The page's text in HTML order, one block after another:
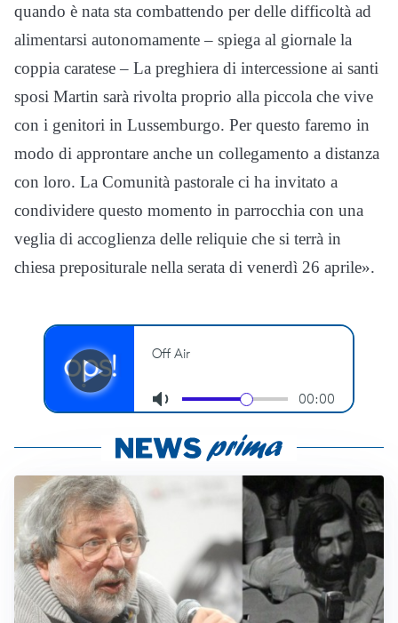
quando è nata sta combattendo per delle difficoltà ad
alimentarsi autonomamente – spiega al giornale la
coppia caratese – La preghiera di intercessione ai santi
sposi Martin sarà rivolta proprio alla piccola che vive
con i genitori in Lussemburgo. Per questo faremo in
modo di approntare anche un collegamento a distanza
con loro. La Comunità pastorale ci ha invitato a
condividere questo momento in parrocchia con una
veglia di accoglienza delle reliquie che si terrà in
chiesa prepositurale nella serata di venerdì 26 aprile».